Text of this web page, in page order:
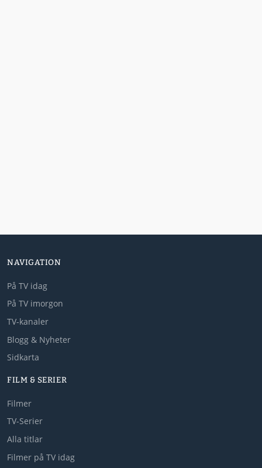
NAVIGATION
På TV idag
På TV imorgon
TV-kanaler
Blogg & Nyheter
Sidkarta
FILM & SERIER
Filmer
TV-Serier
Alla titlar
Filmer på TV idag